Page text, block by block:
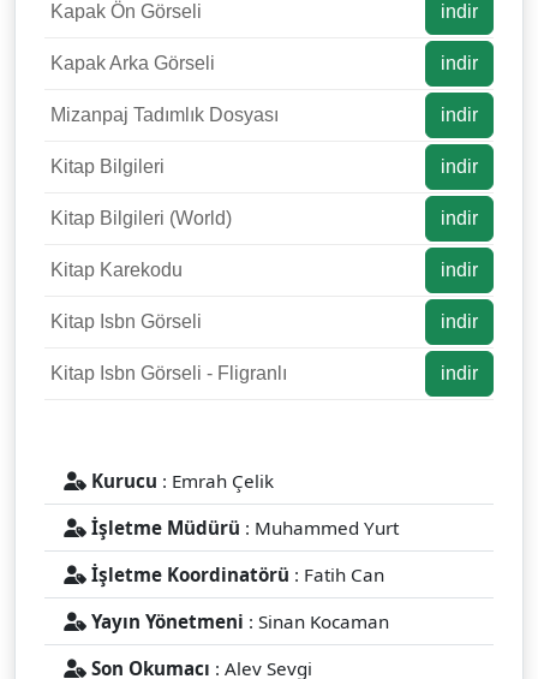
Kapak Ön Görseli indir
Kapak Arka Görseli indir
Mizanpaj Tadımlık Dosyası indir
Kitap Bilgileri indir
Kitap Bilgileri (World) indir
Kitap Karekodu indir
Kitap Isbn Görseli indir
Kitap Isbn Görseli - Fligranlı indir
Kurucu : Emrah Çelik
İşletme Müdürü : Muhammed Yurt
İşletme Koordinatörü : Fatih Can
Yayın Yönetmeni : Sinan Kocaman
Son Okumacı : Alev Sevgi